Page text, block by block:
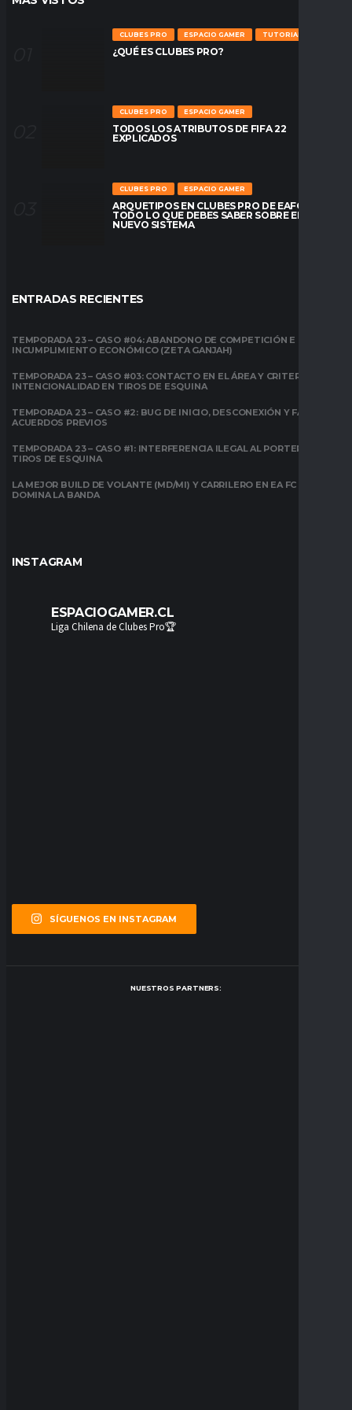
CLUBES PRO ESPACIO GAMER TUTORIALES
¿QUÉ ES CLUBES PRO?
CLUBES PRO ESPACIO GAMER
TODOS LOS ATRIBUTOS DE FIFA 22
EXPLICADOS
CLUBES PRO ESPACIO GAMER
ARQUETIPOS EN CLUBES PRO DE EAFC26:
TODO LO QUE DEBES SABER SOBRE EL
NUEVO SISTEMA
ENTRADAS RECIENTES
TEMPORADA 23 – CASO #04: ABANDONO DE COMPETICIÓN E
INCUMPLIMIENTO ECONÓMICO (ZETA GANJAH)
TEMPORADA 23 – CASO #03: CONTACTO EN EL ÁREA Y CRITERIO DE
INTENCIONALIDAD EN TIROS DE ESQUINA
TEMPORADA 23 – CASO #2: BUG DE INICIO, DESCONEXIÓN Y FALTA DE
ACUERDOS PREVIOS
TEMPORADA 23 – CASO #1: INTERFERENCIA ILEGAL AL PORTERO EN
TIROS DE ESQUINA
LA MEJOR BUILD DE VOLANTE (MD/MI) Y CARRILERO EN EA FC 26:
DOMINA LA BANDA
INSTAGRAM
ESPACIOGAMER.CL
Liga Chilena de Clubes Pro🏆
SÍGUENOS EN INSTAGRAM
NUESTROS PARTNERS: